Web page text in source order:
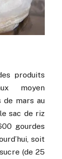
produits
moyen
de mars au
sac de riz
gourdes
soit
(de 25